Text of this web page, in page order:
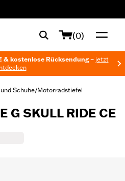
(0)
& kostenlose Rücksendung – jetzt
Schuhe/Motorradstiefel
G SKULL RIDE CE